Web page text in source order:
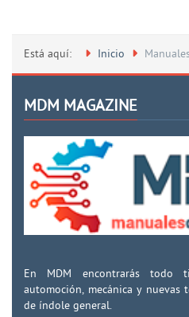
Está aquí: Inicio Manuales
MDM MAGAZINE
En MDM encontrarás todo
automoción, mecánica y
de índole general.